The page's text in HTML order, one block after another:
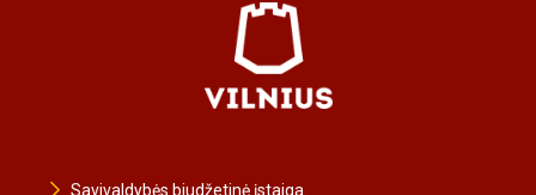
Savivaldybės biudžetinė įstaiga.